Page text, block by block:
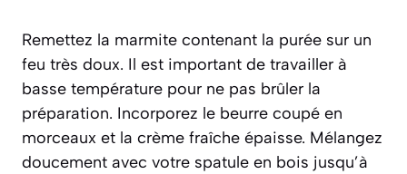
Remettez la marmite contenant la purée sur un
feu très doux. Il est important de travailler à
basse température pour ne pas brûler la
préparation. Incorporez le beurre coupé en
morceaux et la crème fraîche épaisse. Mélangez
doucement avec votre spatule en bois jusqu’à